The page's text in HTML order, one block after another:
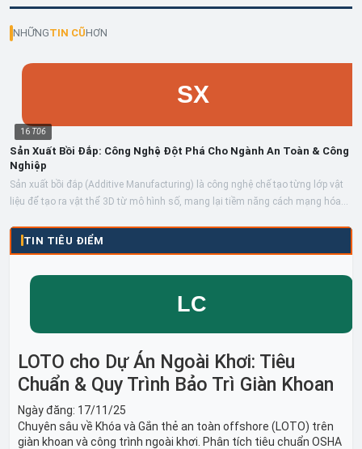
NHỮNGTIN CŨHƠN
16 T06
Sản Xuất Bồi Đắp: Công Nghệ Đột Phá Cho Ngành An Toàn & Công
Nghiệp
Sản xuất bồi đắp (Additive Manufacturing) là công nghệ chế tạo từng lớp vật
liệu để tạo ra vật thể 3D từ mô hình số, mang lại tiềm năng cách mạng hóa...
TIN TIÊU ĐIỂM
LOTO cho Dự Án Ngoài Khơi: Tiêu
Chuẩn & Quy Trình Bảo Trì Giàn Khoan
Ngày đăng: 17/11/25
Chuyên sâu về Khóa và Gắn thẻ an toàn offshore (LOTO) trên
giàn khoan và công trình ngoài khơi. Phân tích tiêu chuẩn OSHA